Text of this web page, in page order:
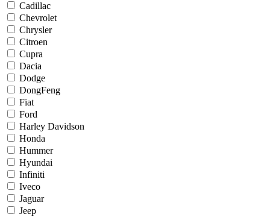
Cadillac
Chevrolet
Chrysler
Citroen
Cupra
Dacia
Dodge
DongFeng
Fiat
Ford
Harley Davidson
Honda
Hummer
Hyundai
Infiniti
Iveco
Jaguar
Jeep